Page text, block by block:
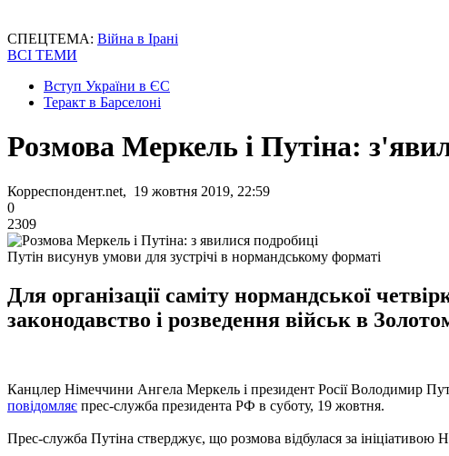
СПЕЦТЕМА: Війна в Ірані
ВСІ ТЕМИ
Вступ України в ЄС
Теракт в Барселоні
Розмова Меркель і Путіна:
Корреспондент.net, 19 жовтня 2019, 22:59
0
2309
Путін висунув умови для зустрічі в нормандському форматі
Для організації саміту нормандської
законодавство і розведення військ в
Канцлер Німеччини Ангела Меркель і президент Росії Володимир
повідомляє прес-служба президента РФ в суботу, 19 жовтня.
Прес-служба Путіна стверджує, що розмова відбулася за ініціативою